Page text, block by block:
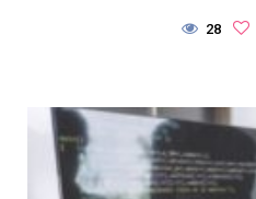
28